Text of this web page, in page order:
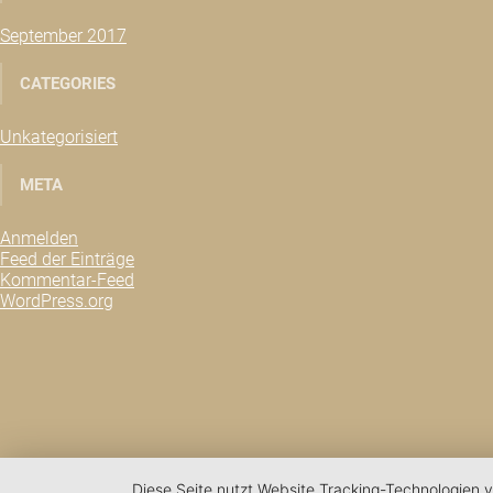
September 2017
CATEGORIES
Unkategorisiert
META
Anmelden
Feed der Einträge
Kommentar-Feed
WordPress.org
Diese Seite nutzt Website Tracking-